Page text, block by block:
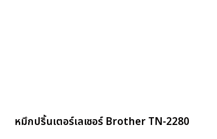
หมึกปริ้นเตอร์เลเซอร์ Brother TN-2280